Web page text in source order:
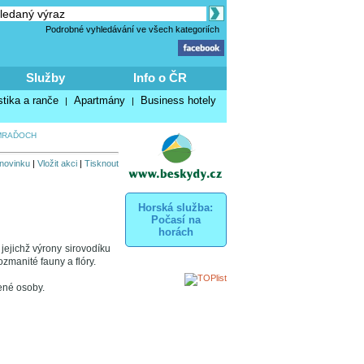
Podrobné vyhledávání ve všech kategoriích
Služby Info o ČR
a ranče | Apartmány | Business hotely
| Vložit akci| Tisknout
výrony sirovodíku
fauny a flóry.
osoby.
Horská služba:
Počasí na
horách